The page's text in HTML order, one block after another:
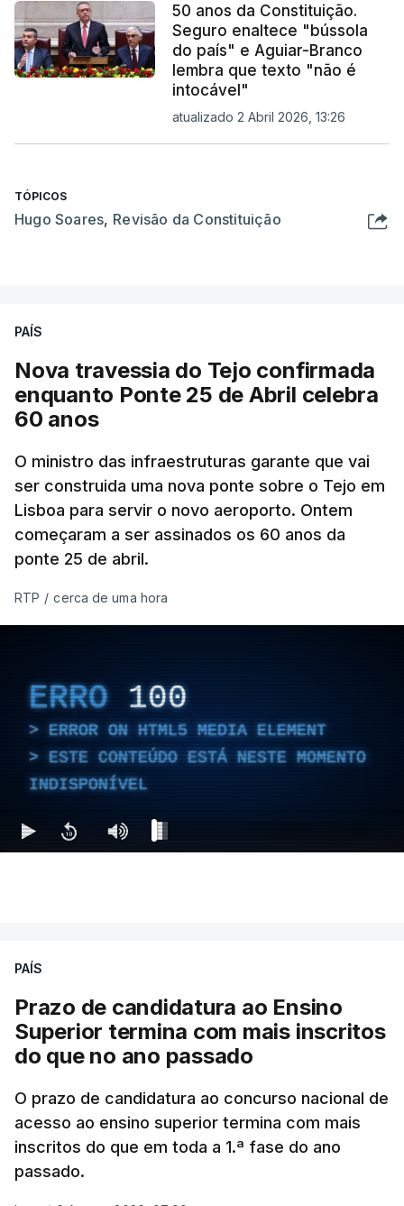
50 anos da Constituição.
Seguro enaltece "bússola
do país" e Aguiar-Branco
lembra que texto "não é
intocável"
atualizado 2 Abril 2026, 13:26
TÓPICOS
Hugo Soares, Revisão da Constituição
PAÍS
Nova travessia do Tejo confirmada
enquanto Ponte 25 de Abril celebra
60 anos
O ministro das infraestruturas garante que vai
ser construida uma nova ponte sobre o Tejo em
Lisboa para servir o novo aeroporto. Ontem
começaram a ser assinados os 60 anos da
ponte 25 de abril.
RTP / cerca de uma hora
ERRO 100
ERROR ON HTML5 MEDIA ELEMENT
ESTE CONTEÚDO ESTÁ NESTE MOMENTO
INDISPONÍVEL
PAÍS
Prazo de candidatura ao Ensino
Superior termina com mais inscritos
do que no ano passado
O prazo de candidatura ao concurso nacional de
acesso ao ensino superior termina com mais
inscritos do que em toda a 1.ª fase do ano
passado.